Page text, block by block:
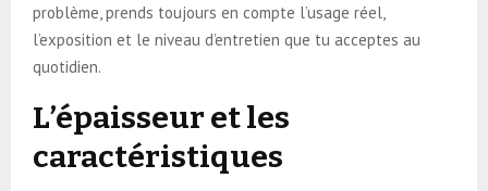
problème, prends toujours en compte l’usage réel,
l’exposition et le niveau d’entretien que tu acceptes au
quotidien.
L’épaisseur et les
caractéristiques